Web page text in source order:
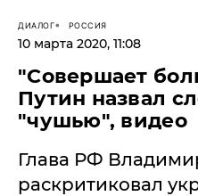
ДИАЛОГ РОССИЯ
10 марта 2020, 11:08
"Совершает
Путин назвал
"чушью", видео
​Глава РФ
раскритиковал